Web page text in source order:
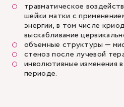
травматическое
шейки матки с
энергии, в том числе
выскабливание
объемные структуры —
стеноз после лучевой
инволютивные изменения
периоде.